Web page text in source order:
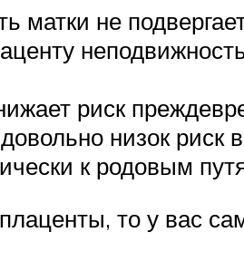
матки не
риск
низок
к родовым
то у вас